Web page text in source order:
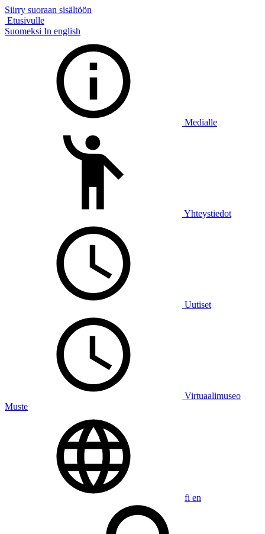
Siirry suoraan sisältöön
Etusivulle
Suomeksi In english
Medialle
Yhteystiedot
Uutiset
Virtuaalimuseo
Muste
fi en